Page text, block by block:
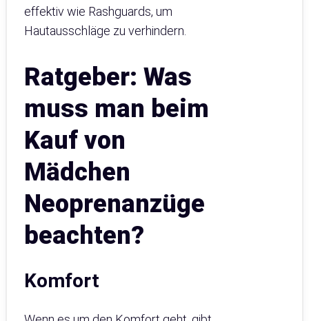
effektiv wie Rashguards, um
Hautausschläge zu verhindern.
Ratgeber: Was
muss man beim
Kauf von
Mädchen
Neoprenanzüge
beachten?
Komfort